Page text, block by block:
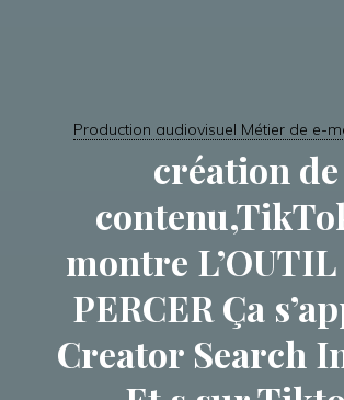
Production audiovisuel Métier de e-
création de
montre
PERCER Ça
Creator Search